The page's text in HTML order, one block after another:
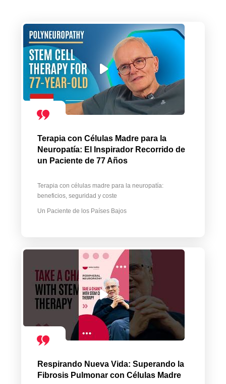
Terapia con Células Madre para la
Neuropatía: El Inspirador Recorrido de
un Paciente de 77 Años
Terapia con células madre para la neuropatía:
beneficios, seguridad y coste
Un Paciente de los Países Bajos
Respirando Nueva Vida: Superando la
Fibrosis Pulmonar con Células Madre